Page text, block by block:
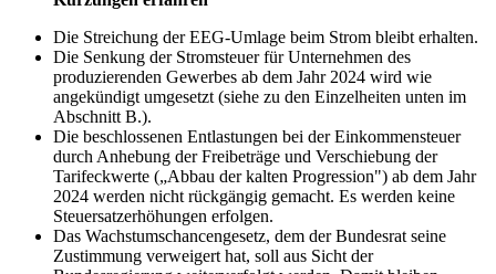
Die Streichung der EEG-Umlage beim Strom bleibt erhalten.
Die Senkung der Stromsteuer für Unternehmen des
produzierenden Gewerbes ab dem Jahr 2024 wird wie
angekündigt umgesetzt (siehe zu den Einzelheiten unten im
Abschnitt B.).
Die beschlossenen Entlastungen bei der Einkommensteuer
durch Anhebung der Freibeträge und Verschiebung der
Tarifeckwerte („Abbau der kalten Progression") ab dem Jahr
2024 werden nicht rückgängig gemacht. Es werden keine
Steuersatzerhöhungen erfolgen.
Das Wachstumschancengesetz, dem der Bundesrat seine
Zustimmung verweigert hat, soll aus Sicht der